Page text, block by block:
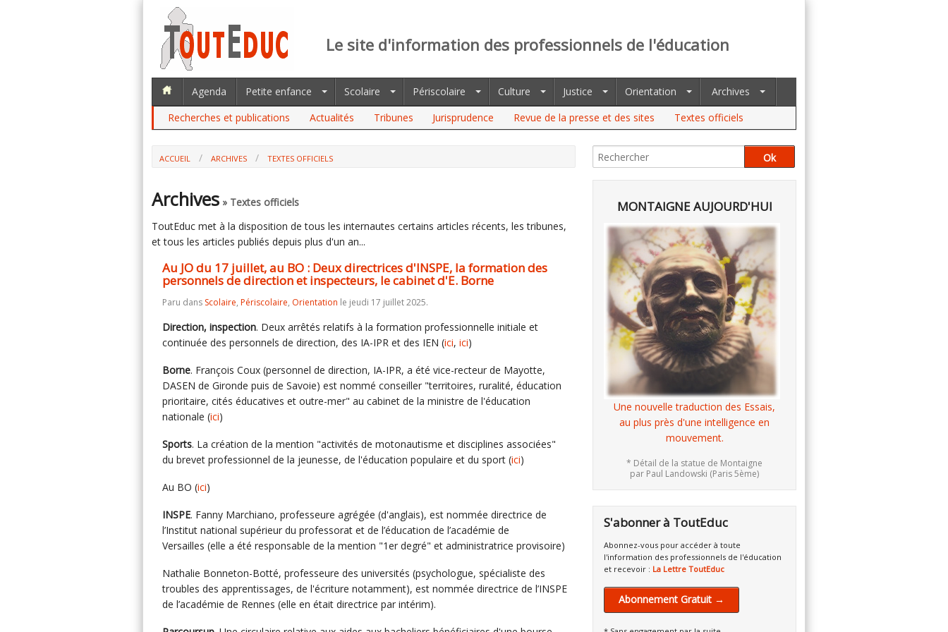
Le site d'information des professionnels de l'éducation
Agenda Petite enfance Scolaire Périscolaire Culture Justice Orientation
Archives
Recherches et publications
Actualités Tribunes Jurisprudence Revue de la presse et des sites Textes officiels
ACCUEIL ARCHIVES
TEXTES OFFICIELS
DIRECTION ET INSPECTEURS, LE CABINET D'E. BORNE
Archives » Textes officiels
ToutEduc met à la disposition de tous les internautes certains articles récents, les tribunes,
et tous les articles publiés depuis plus d'un an...
Au JO du 17 juillet, au BO : Deux directrices d'INSPE, la formation des
personnels de direction et inspecteurs, le cabinet d'E. Borne
Paru dans Scolaire, Périscolaire, Orientation le jeudi 17 juillet 2025.
Direction, inspection. Deux arrêtés relatifs à la formation professionnelle initiale et
continuée des personnels de direction, des IA-IPR et des IEN (ici, ici)
Borne. François Coux (personnel de direction, IA-IPR, a été vice-recteur de Mayotte,
DASEN de Gironde puis de Savoie) est nommé conseiller "territoires, ruralité, éducation
prioritaire, cités éducatives et outre-mer" au cabinet de la ministre de l'éducation
nationale (ici)
Sports. La création de la mention "activités de motonautisme et disciplines associées"
du brevet professionnel de la jeunesse, de l'éducation populaire et du sport (ici)
Au BO (ici)
INSPE. Fanny Marchiano, professeure agrégée (d'anglais), est nommée directrice de
l’Institut national supérieur du professorat et de l’éducation de l’académie de
Versailles (elle a été responsable de la mention "1er degré" et administratrice provisoire)
Nathalie Bonneton-Botté, professeure des universités (psychologue, spécialiste des
troubles des apprentissages, de l'écriture notamment), est nommée directrice de l’INSPE
de l’académie de Rennes (elle en était directrice par intérim).
MONTAIGNE AUJOURD'HUI
Une nouvelle traduction des Essais,
au plus près d'une intelligence en
mouvement.
* Détail de la statue de Montaigne
par Paul Landowski (Paris 5ème)
S'abonner à ToutEduc
Abonnez-vous pour accéder à toute
l'information des professionnels de l'éducation
et recevoir : La Lettre ToutEduc
Abonnement Gratuit →